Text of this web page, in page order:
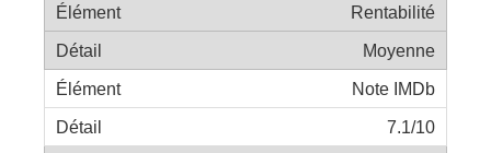
Rentabilité
Moyenne
Note IMDb
7.1/10